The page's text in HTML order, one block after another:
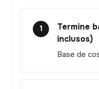
1
Termine
inclusos)
Base de